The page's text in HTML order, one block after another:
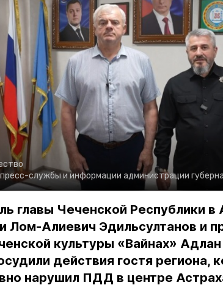
службы и информации администрации
главы Чеченской Республики в
Лом-Алиевич Эдильсултанов и
культуры «Вайнах»
действия гостя региона,
нарушил ПДД в центре